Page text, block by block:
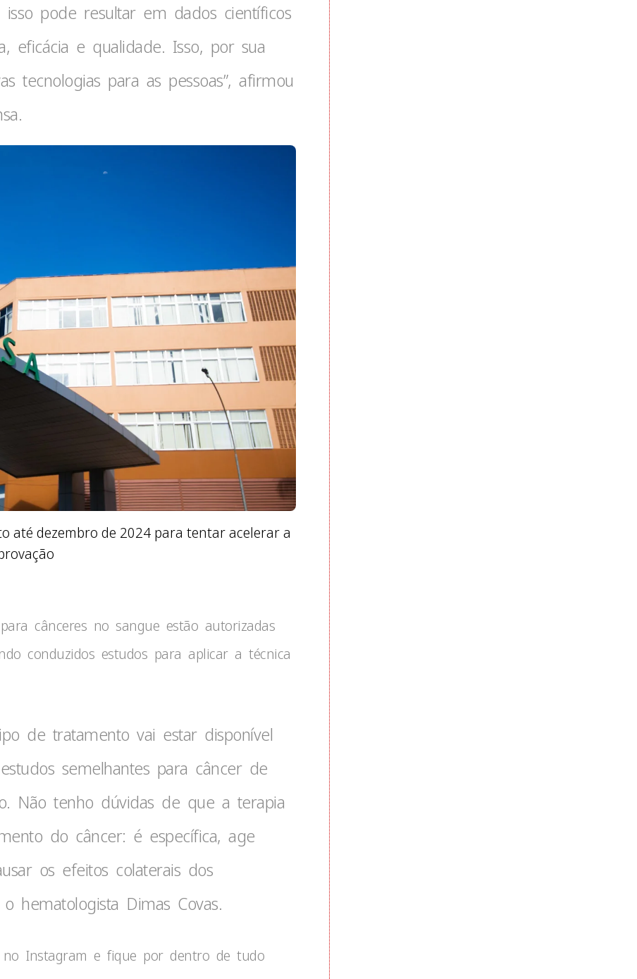
pode resultar em dados científicos
eficácia e qualidade. Isso, por sua
tecnologias para as pessoas”, afirmou
até dezembro de 2024 para tentar acelerar a
cânceres no sangue estão autorizadas
conduzidos estudos para aplicar a técnica
de tratamento vai estar disponível
semelhantes para câncer de
Não tenho dúvidas de que a terapia
do câncer: é específica, age
os efeitos colaterais dos
hematologista Dimas Covas.
Instagram e fique por dentro de tudo